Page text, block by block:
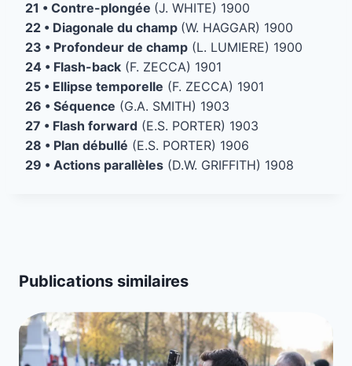
21 • Contre-plongée (J. WHITE) 1900
22 • Diagonale du champ (W. HAGGAR) 1900
23 • Profondeur de champ (L. LUMIERE) 1900
24 • Flash-back (F. ZECCA) 1901
25 • Ellipse temporelle (F. ZECCA) 1901
26 • Séquence (G.A. SMITH) 1903
27 • Flash forward (E.S. PORTER) 1903
28 • Plan débullé (E.S. PORTER) 1906
29 • Actions parallèles (D.W. GRIFFITH) 1908
Publications similaires